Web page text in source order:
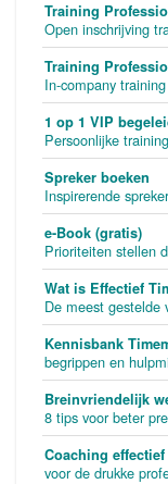
Training
Open inschrijving
Training
In-company training
1 op 1 VIP
Persoonlijke
Spreker boeken
Inspirerende
e-Book (gratis)
Prioriteiten stellen
Wat is Effectief
De meest gestelde
Kennisbank
begrippen en
Breinvriendelijk
8 tips voor beter
Coaching
voor de drukke